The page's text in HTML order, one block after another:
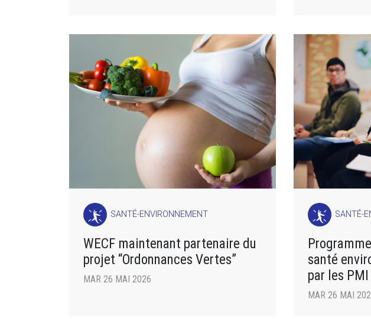
SANTÉ-ENVIRONNEMENT
WECF maintenant partenaire du
projet “Ordonnances Vertes”
MAR 26 MAI 2026
SANTÉ-
santé
par les
MAR 26 MAI